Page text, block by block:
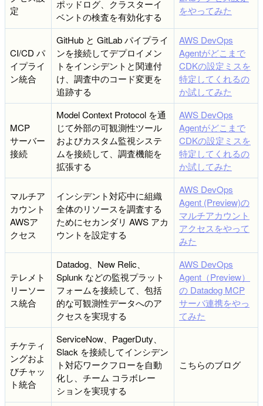
定
ポッドログ、クラスターイ
ベントの検査を有効化する
をやってみた
CI/CD パ
イプライ
ン統合
GitHub と GitLab パイプライ
ンを接続してデプロイメン
トをインシデントと関連付
け、調査中のコード変更を
追跡する
AWS DevOps
Agentがどこまで
CDKの設定ミスを
特定してくれるの
か試してみた
MCP
サーバー
接続
Model Context Protocol を通
じて外部の可観測性ツール
およびカスタム監視システ
ムを接続して、調査機能を
拡張する
AWS DevOps
Agentがどこまで
CDKの設定ミスを
特定してくれるの
か試してみた
マルチア
カウント
AWSア
クセス
インシデント対応中に組織
全体のリソースを調査する
ためにセカンダリ AWS アカ
ウントを設定する
AWS DevOps
Agent (Preview)の
マルチアカウント
アクセスをやって
みた
テレメト
リーソー
ス統合
Datadog、New Relic、
Splunk などの監視プラット
フォームを接続して、包括
的な可観測性データへのア
クセスを実現する
AWS DevOps
Agent（Preview）
の Datadog MCP
サーバ連携をやっ
てみた
チケティ
ングおよ
びチャッ
ト統合
ServiceNow、PagerDuty、
Slack を接続してインシデン
ト対応ワークフローを自動
化し、チーム コラボレー
ションを実現する
こちらのブログ